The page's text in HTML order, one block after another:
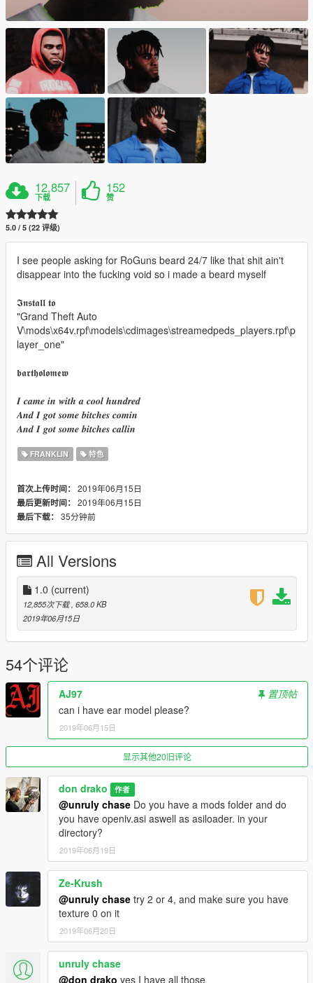
12,857
下载
152
赞
5.0 / 5 (22 评级)
I see people asking for RoGuns beard 24/7 like that shit ain't
disappear into the fucking void so i made a beard myself
𝕴𝖓𝖘𝖙𝖆𝖑𝖑 𝖙𝖔
"Grand Theft Auto
V\mods\x64v.rpf\models\cdimages\streamedpeds_players.rpf\p
layer_one"
𝖇𝖆𝖗𝖙𝖍𝖔𝖑𝖔𝖒𝖊𝖜
𝑰 𝒄𝒂𝒎𝒆 𝒊𝒏 𝒘𝒊𝒕𝒉 𝒂 𝒄𝒐𝒐𝒍 𝒉𝒖𝒏𝒅𝒓𝒆𝒅
𝑨𝒏𝒅 𝑰 𝒈𝒐𝒕 𝒔𝒐𝒎𝒆 𝒃𝒊𝒕𝒄𝒉𝒆𝒔 𝒄𝒐𝒎𝒊𝒏
𝑨𝒏𝒅 𝑰 𝒈𝒐𝒕 𝒔𝒐𝒎𝒆 𝒃𝒊𝒕𝒄𝒉𝒆𝒔 𝒄𝒂𝒍𝒍𝒊𝒏
FRANKLIN 特色
首次上传时间： 2019年06月15日
最后更新时间： 2019年06月15日
最后下载： 35分钟前
All Versions
1.0 (current)
12,855次下载 , 658.0 KB
2019年06月15日
54个评论
AJ97
置顶帖
can i have ear model please?
2019年06月15日
显示其他20旧评论
don drako 作者
@unruly chase Do you have a mods folder and do
you have openiv.asi aswell as asiloader. in your
directory?
2019年06月19日
Ze-Krush
@unruly chase try 2 or 4, and make sure you have
texture 0 on it
2019年06月20日
unruly chase
@don drako yes I have all those